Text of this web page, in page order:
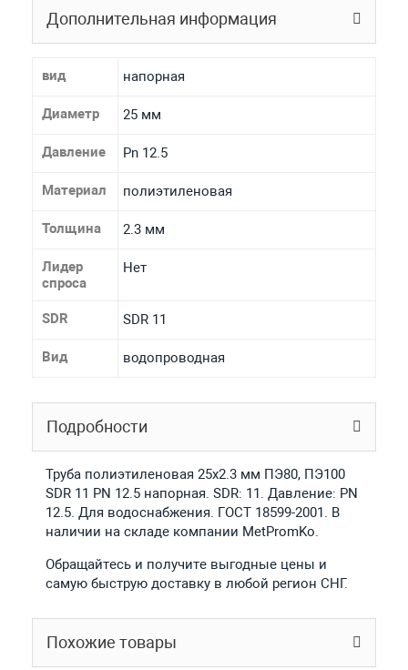
Дополнительная информация
вид напорная
Диаметр 25 мм
Давление Pn 12.5
Материал полиэтиленовая
Толщина 2.3 мм
Лидер
спроса
Нет
SDR SDR 11
Вид водопроводная
Подробности
Труба полиэтиленовая 25х2.3 мм ПЭ80, ПЭ100
SDR 11 PN 12.5 напорная. SDR: 11. Давление: PN
12.5. Для водоснабжения. ГОСТ 18599-2001. В
наличии на складе компании MetPromKo.
Обращайтесь и получите выгодные цены и
самую быструю доставку в любой регион СНГ.
Похожие товары